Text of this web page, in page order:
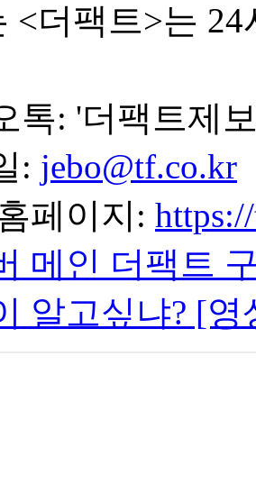
<더팩트>는
톡: '더팩트제
: jebo@tf.co.kr
페이지:
메인 더팩트
알고싶냐? [